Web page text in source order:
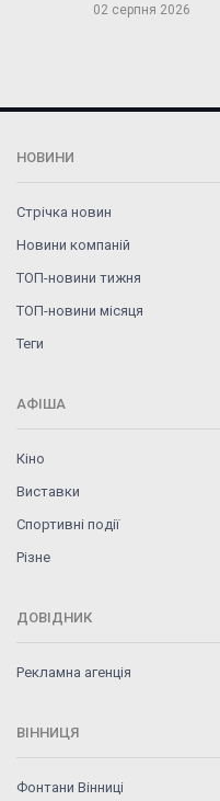
02 серпня 2026
НОВИНИ
Стрічка новин
Новини компаній
ТОП-новини тижня
ТОП-новини місяця
Теги
АФІША
Кіно
Виставки
Спортивні події
Різне
ДОВІДНИК
Рекламна агенція
ВІННИЦЯ
Фонтани Вінниці